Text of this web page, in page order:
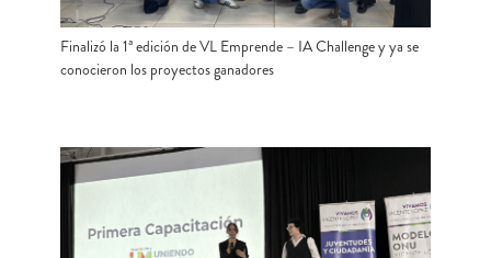
Finalizó la 1ª edición de VL Emprende – IA Challenge y ya se
conocieron los proyectos ganadores